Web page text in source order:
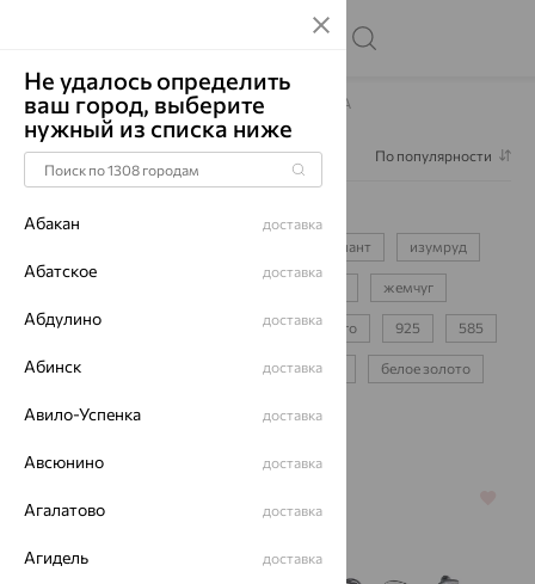
Главная Каталог Серьги Серьги INTALIA
Фильтр 1 По популярности
бриллиант изумруд
жемчуг
протяжки детские конго 925 585
750 желтое золото белое золото
золотые серебряные
Не удалось определить
ваш город, выберите
нужный из списка ниже
Абакан доставка
Абатское доставка
Абдулино доставка
Абинск доставка
Авило-Успенка доставка
Авсюнино доставка
Агалатово доставка
Агидель доставка